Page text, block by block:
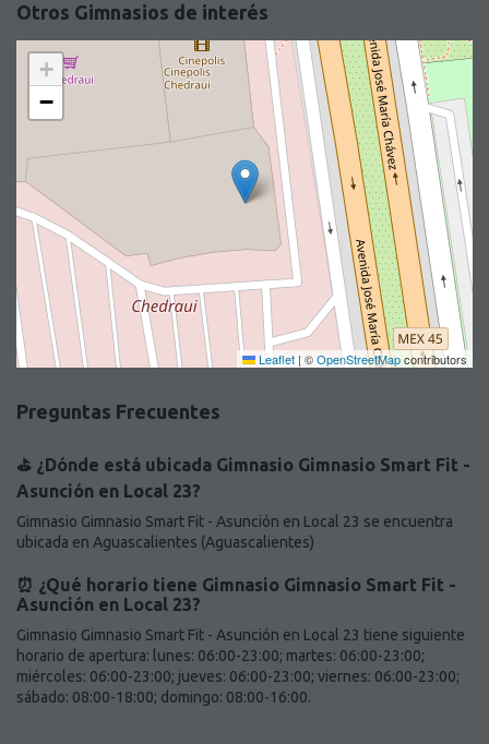
Otros Gimnasios de interés
+
−
Leaflet | ©OpenStreetMapcontributors
Preguntas Frecuentes
⛳️ ¿Dónde está ubicada Gimnasio Gimnasio Smart Fit -
Asunción en Local 23?
Gimnasio Gimnasio Smart Fit - Asunción en Local 23 se encuentra
ubicada en Aguascalientes (Aguascalientes)
⏰ ¿Qué horario tiene Gimnasio Gimnasio Smart Fit -
Asunción en Local 23?
Gimnasio Gimnasio Smart Fit - Asunción en Local 23 tiene siguiente
horario de apertura: lunes: 06:00-23:00; martes: 06:00-23:00;
miércoles: 06:00-23:00; jueves: 06:00-23:00; viernes: 06:00-23:00;
sábado: 08:00-18:00; domingo: 08:00-16:00.